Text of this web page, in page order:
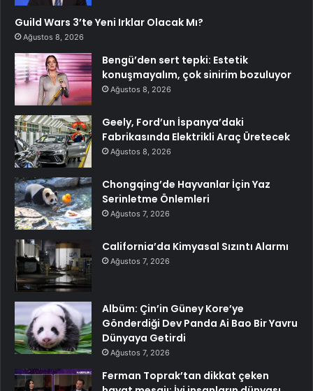
Guild Wars 3’te Yeni Irklar Olacak Mı?
Ağustos 8, 2026
Bengü’den sert tepki: Estetik
konuşmayalım, çok sinirim bozuluyor
Ağustos 8, 2026
Geely, Ford’un İspanya’daki
Fabrikasında Elektrikli Araç Üretecek
Ağustos 8, 2026
Chongqing’de Hayvanlar İçin Yaz
Serinletme Önlemleri
Ağustos 7, 2026
California’da Kimyasal Sızıntı Alarmı
Ağustos 7, 2026
Albüm: Çin’in Güney Kore’ye
Gönderdiği Dev Panda Ai Bao Bir Yavru
Dünyaya Getirdi
Ağustos 7, 2026
Ferman Toprak’tan dikkat çeken